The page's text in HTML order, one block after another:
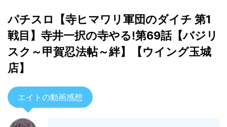
パチスロ【寺ヒマワリ軍団のダイチ 第1
戦目】寺井一択の寺やる!第69話【バジリ
スク～甲賀忍法帖～絆】【ウイング玉城
店】
エイトの動画感想